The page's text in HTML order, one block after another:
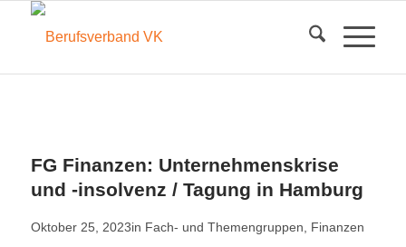
FG Finanzen: Unternehmenskrise
und -insolvenz / Tagung in Hamburg
Oktober 25, 2023in Fach- und Themengruppen
Finanzen